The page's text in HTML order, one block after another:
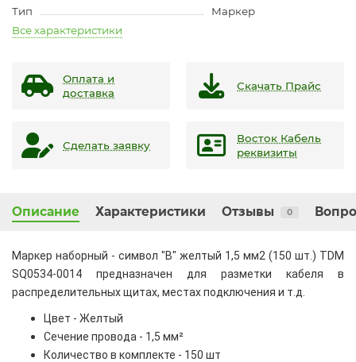
Тип
Маркер
Все характеристики
Оплата и
доставка
Скачать Прайс
Сделать заявку
Восток Кабель
реквизиты
Описание Характеристики Отзывы 0
Маркер наборный - символ "B" желтый 1,5 мм2 (150 шт.) TDM
SQ0534-0014 предназначен для разметки кабеля в
распределительных щитах, местах подключения и т.д.
Цвет - Желтый
Сечение провода - 1,5 мм²
Количество в комплекте - 150 шт